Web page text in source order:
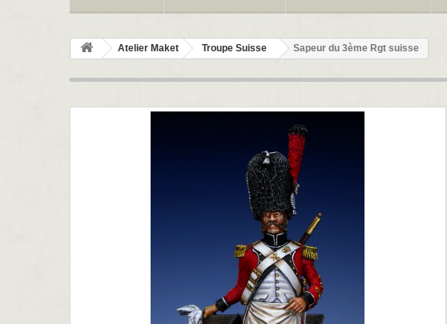
Atelier Maket Troupe Suisse Sapeur du 3ème Rgt suisse